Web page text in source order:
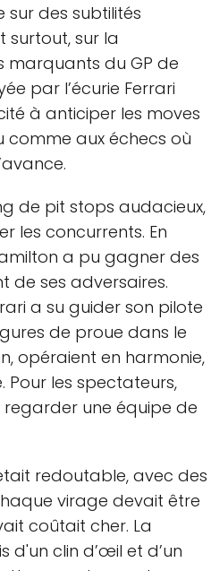
sur des subtilités
surtout, sur la
marquants du GP de
par l’écurie Ferrari
à anticiper les moves
comme aux échecs où
de pit stops audacieux,
les concurrents. En
a pu gagner des
de ses adversaires.
a su guider son pilote
de proue dans le
opéraient en harmonie,
les spectateurs,
une équipe de
redoutable, avec des
virage devait être
coûtait cher. La
d'un clin d’œil et d’un